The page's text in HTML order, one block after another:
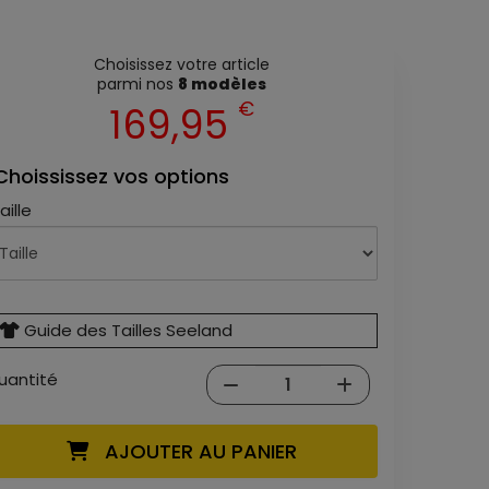
Choisissez votre article
parmi nos 8 modèles
169,95 €
vos options
Guide des Tailles Seeland
AJOUTER AU PANIER